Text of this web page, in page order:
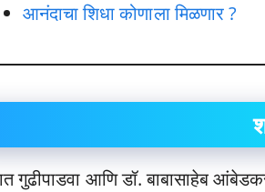
आनंदाचा शिधा कोणाला मिळणार ?
गुढीपाडवा आणि डॉ. बाबासाहेब